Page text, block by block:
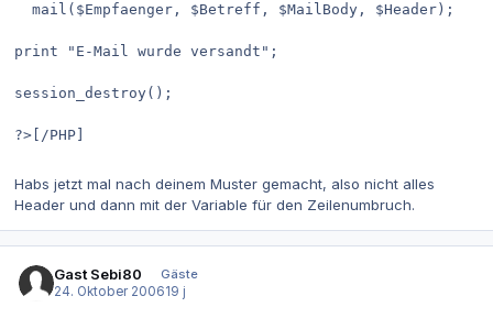
  mail($Empfaenger, $Betreff, $MailBody, $Header);
print "E-Mail wurde versandt";
session_destroy();
?>[/PHP]
Habs jetzt mal nach deinem Muster gemacht, also nicht alles
Header und dann mit der Variable für den Zeilenumbruch.
Gast Sebi80
Gäste
24. Oktober 200619 j